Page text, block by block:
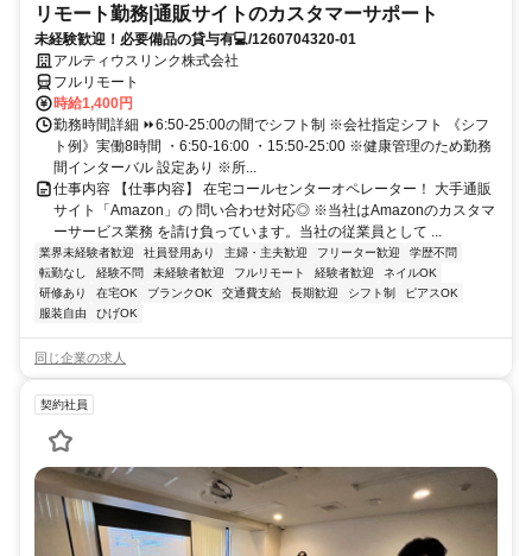
リモート勤務|通販サイトのカスタマーサポート
未経験歓迎！必要備品の貸与有💻/1260704320-01
アルティウスリンク株式会社
フルリモート
時給1,400円
勤務時間詳細 ⏩6:50-25:00の間でシフト制 ※会社指定シフト 《シフ
ト例》実働8時間 ・6:50-16:00 ・15:50-25:00 ※健康管理のため勤務
間インターバル 設定あり ※所...
仕事内容 【仕事内容】 在宅コールセンターオペレーター！ 大手通販
サイト「Amazon」の 問い合わせ対応◎ ※当社はAmazonのカスタマ
ーサービス業務 を請け負っています。当社の従業員として ...
業界未経験者歓迎 社員登用あり 主婦・主夫歓迎 フリーター歓迎
学歴不問
転勤なし
経験不問 未経験者歓迎 フルリモート 経験者歓迎
ネイルOK
研修あり
在宅OK ブランクOK 交通費支給 長期歓迎 シフト制
ピアスOK
服装自由
ひげOK
同じ企業の求人
契約社員